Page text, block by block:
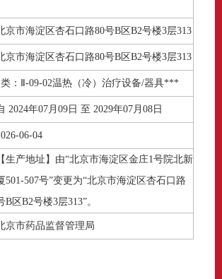
京市海淀区杏石口路80号B区B2号楼3层313
京市海淀区杏石口路80号B区B2号楼3层313
类：Ⅱ-09-02温热（冷）治疗设备/器具***
2024年07月09日 至 2029年07月08日
06-04
【生产地址】由“北京市海淀区金庄1号院北新
501-507号”变更为“北京市海淀区杏石口路
B区B2号楼3层313”。
京市药品监督管理局